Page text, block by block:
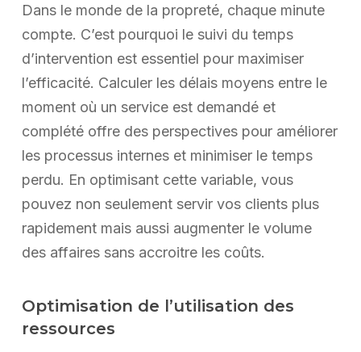
Dans le monde de la propreté, chaque minute
compte. C’est pourquoi le suivi du temps
d’intervention est essentiel pour maximiser
l’efficacité. Calculer les délais moyens entre le
moment où un service est demandé et
complété offre des perspectives pour améliorer
les processus internes et minimiser le temps
perdu. En optimisant cette variable, vous
pouvez non seulement servir vos clients plus
rapidement mais aussi augmenter le volume
des affaires sans accroitre les coûts.
Optimisation de l’utilisation des
ressources